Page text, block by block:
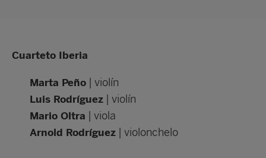
Cuarteto Iberia
Marta Peño | violín
Luis Rodríguez | violín
Mario Oltra | viola
Arnold Rodríguez | violonchelo